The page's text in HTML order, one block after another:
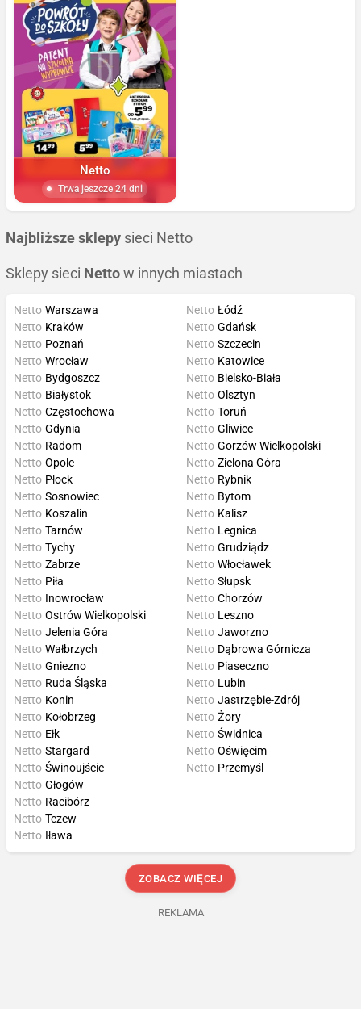
Netto
Trwa jeszcze 24 dni
Najbliższe sklepy sieci Netto
Sklepy sieci Netto w innych miastach
Netto Warszawa
Netto Kraków
Netto Poznań
Netto Wrocław
Netto Łódź
Netto Gdańsk
Netto Szczecin
Netto Katowice
Netto Bydgoszcz
Netto Białystok
Netto Częstochowa
Netto Gdynia
Netto Bielsko-Biała
Netto Olsztyn
Netto Toruń
Netto Gliwice
Netto Radom
Netto Opole
Netto Płock
Netto Sosnowiec
Netto Gorzów Wielkopolski
Netto Zielona Góra
Netto Rybnik
Netto Bytom
Netto Koszalin
Netto Tarnów
Netto Tychy
Netto Zabrze
Netto Kalisz
Netto Legnica
Netto Grudziądz
Netto Włocławek
Netto Piła
Netto Inowrocław
Netto Ostrów Wielkopolski
Netto Jelenia Góra
Netto Słupsk
Netto Chorzów
Netto Leszno
Netto Jaworzno
Netto Wałbrzych
Netto Gniezno
Netto Ruda Śląska
Netto Konin
Netto Dąbrowa Górnicza
Netto Piaseczno
Netto Lubin
Netto Jastrzębie-Zdrój
Netto Kołobrzeg
Netto Ełk
Netto Stargard
Netto Świnoujście
Netto Żory
Netto Świdnica
Netto Oświęcim
Netto Przemyśl
Netto Głogów
Netto Racibórz
Netto Tczew
Netto Iława
ZOBACZ WIĘCEJ
REKLAMA